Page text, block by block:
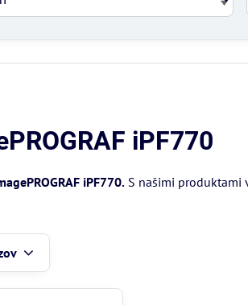
iPF770
iPF770.S našimi produktami